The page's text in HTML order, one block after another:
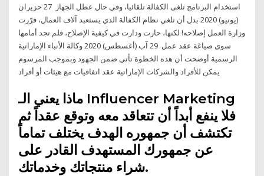
استخدام البرنامج تلغى الكفالة تلقائيا، وفي حال عطل الجهاز 27 حزيران
(يونيو) 2020 بدل أن تلغي نظام الكفالة الذي يستعبد آلاف العمال، قرّرت
وزارة العمل إصلاحه! لكنها، حارت ودارت في كيفية الإصلاح، فلم تجد أمامها
سوى صياغة عقد عمل 29 آب (أغسطس) 2020 وكالة الأنباء الإماراتية
الرسمية أوضحت أن هذه الخطوة تأتي ضمن الجهود وبموجب المرسوم
ماذا يعني الـ Influencer Marketing
فلا ينفع أبداً أن تتعاقد معه وتوقع عقداً ثم
تكتشف أن جمهوره الهدف يختلف تماماً
عن جمهورك المستهدف القادر على
شراء منتجاتك وخدماتك.